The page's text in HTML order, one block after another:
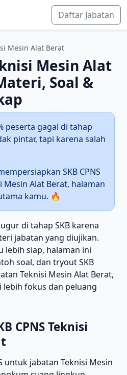
Daftar Jabatan
Mesin Alat Berat
Mesin Alat
Soal &
peserta gagal di tahap
pintar, tapi karena salah
SKB CPNS
Alat Berat, halaman
kamu. 🔥
di tahap SKB karena
jabatan yang diujikan.
lebih siap, halaman ini
soal, dan tryout SKB
Teknisi Mesin Alat Berat,
lebih fokus dan peluang
CPNS Teknisi
untuk jabatan Teknisi Mesin